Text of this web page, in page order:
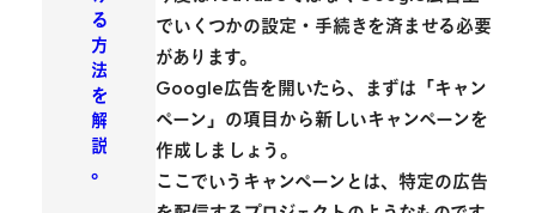
でいくつかの設定・手続きを済ませる必要
があります。
Google広告を開いたら、まずは「キャン
ペーン」の項目から新しいキャンペーンを
作成しましょう。
ここでいうキャンペーンとは、特定の広告
る
方
法
を
解
説
。